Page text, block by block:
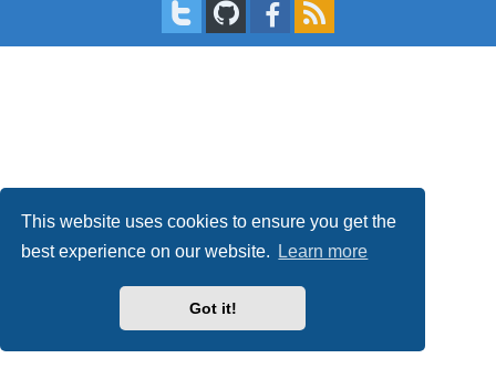
This website uses cookies to ensure you get the
best experience on our website.
Learn more
Got it!